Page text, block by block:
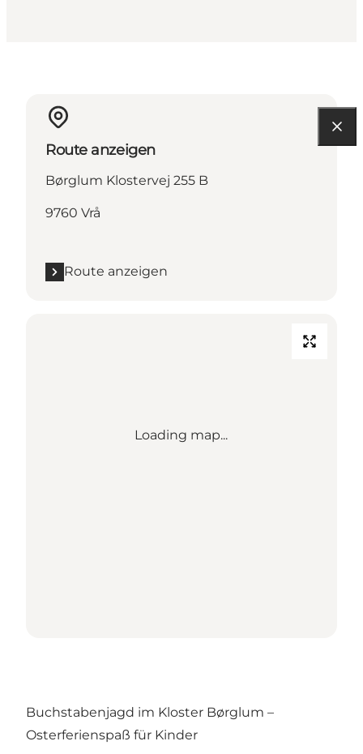
Route anzeigen
Børglum Klostervej 255 B
9760 Vrå
Route anzeigen
Loading map...
Buchstabenjagd im Kloster Børglum –
Osterferienspaß für Kinder